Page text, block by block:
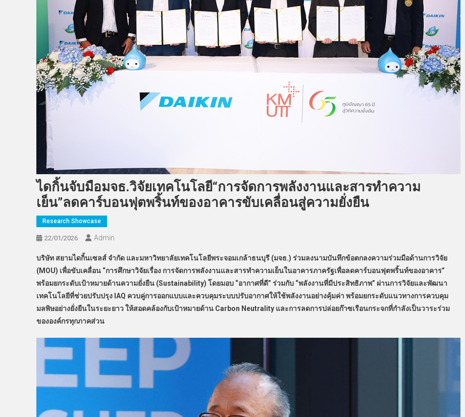
ไดกิ้นจับมือมจธ.วิจัยเทคโนโลยี“การจัดการพลังงานและสารทำความ
เย็น”ลดคาร์บอนฟุตพริ้นท์ของอาคารขับเคลื่อนสู่ความยั่งยืน
Research Showcase
22/01/2026 Admin
บริษัท สยามไดกิ้นเซลส์ จำกัด และมหาวิทยาลัยเทคโนโลยีพระจอมเกล้าธนบุรี (มจธ.) ร่วมลงนามบันทึกข้อตกลงความร่วมมือด้านการวิจัย
(MOU) เพื่อขับเคลื่อน “การศึกษาวิจัยเรื่อง การจัดการพลังงานและสารทำความเย็นในอาคารภาครัฐเพื่อลดคาร์บอนฟุตพริ้นท์ของอาคาร”
พร้อมยกระดับเป้าหมายด้านความยั่งยืน (Sustainability) โดยมอบ “อากาศที่ดี” ร่วมกับ “พลังงานที่มีประสิทธิภาพ” ผ่านการวิจัยและพัฒนา
เทคโนโลยีที่ช่วยปรับปรุง IAQ ควบคู่การออกแบบและควบคุมระบบปรับอากาศให้ใช้พลังงานอย่างคุ้มค่า พร้อมยกระดับแนวทางการควบคุม
มลพิษอย่างยั่งยืนในระยะยาว ให้สอดคล้องกับเป้าหมายด้าน Carbon Neutrality และการลดการปล่อยก๊าซเรือนกระจกที่กำลังเป็นวาระร่วม
ขององค์กรทุกภาคส่วน